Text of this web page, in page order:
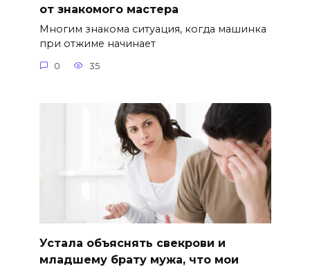
от знакомого мастера
Многим знакома ситуация, когда машинка
при отжиме начинает
0 35
Устала объяснять свекрови и
младшему брату мужа, что мои